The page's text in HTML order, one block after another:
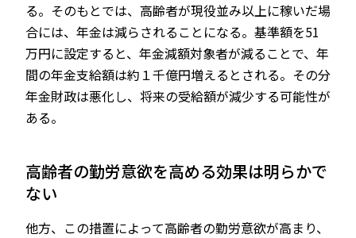
る。そのもとでは、高齢者が現役並み以上に稼いだ場
合には、年金は減らされることになる。基準額を51
万円に設定すると、年金減額対象者が減ることで、年
間の年金支給額は約１千億円増えるとされる。その分
年金財政は悪化し、将来の受給額が減少する可能性が
ある。
高齢者の勤労意欲を高める効果は明らかで
ない
他方、この措置によって高齢者の勤労意欲が高まり、